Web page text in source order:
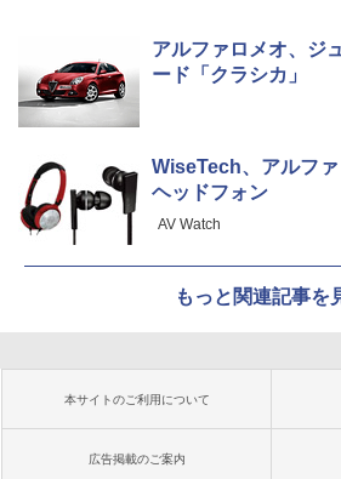
アルファロメオ、ジ
ード「クラシカ」
WiseTech、アルフ
ヘッドフォン
AV Watch
もっと関連記事を
本サイトのご利用について
広告掲載のご案内